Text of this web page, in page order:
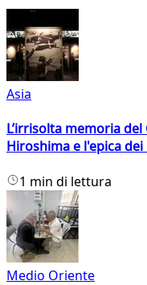
Asia
L’irrisolta memoria
Hiroshima e l'epica
1 min di lettura
Medio Oriente